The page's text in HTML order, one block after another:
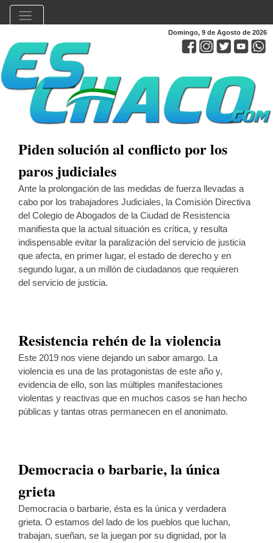
Domingo, 9 de Agosto de 2026
Piden solución al conflicto por los
paros judiciales
Ante la prolongación de las medidas de fuerza llevadas a
cabo por los trabajadores Judiciales, la Comisión Directiva
del Colegio de Abogados de la Ciudad de Resistencia
manifiesta que la actual situación es crítica, y resulta
indispensable evitar la paralización del servicio de justicia
que afecta, en primer lugar, el estado de derecho y en
segundo lugar, a un millón de ciudadanos que requieren
del servicio de justicia.
Resistencia rehén de la violencia
Este 2019 nos viene dejando un sabor amargo. La
violencia es una de las protagonistas de este año y,
evidencia de ello, son las múltiples manifestaciones
violentas y reactivas que en muchos casos se han hecho
públicas y tantas otras permanecen en el anonimato.
Democracia o barbarie, la única
grieta
Democracia o barbarie, ésta es la única y verdadera
grieta. O estamos del lado de los pueblos que luchan,
trabajan, sueñan, se la juegan por su dignidad, por la